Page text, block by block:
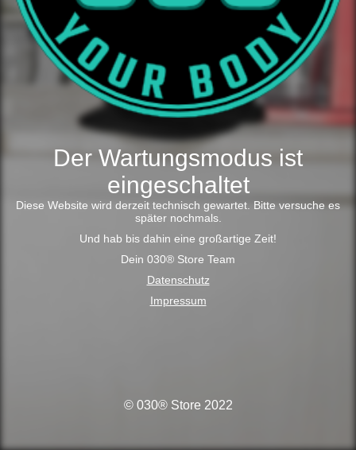
Der Wartungsmodus ist
eingeschaltet
Diese Website wird derzeit technisch gewartet. Bitte versuche es
später nochmals.
Und hab bis dahin eine großartige Zeit!
Dein 030® Store Team
Datenschutz
Impressum
© 030® Store 2022